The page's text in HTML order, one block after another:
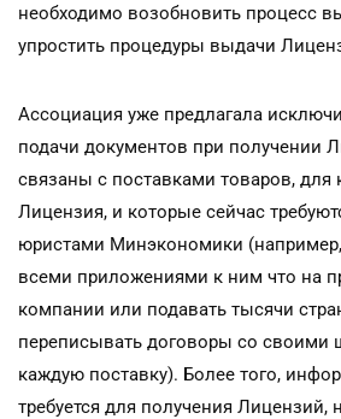
необходимо возобновить процесс
упростить процедуры выдачи
Ассоциация уже предлагала
подачи документов при получении
связаны с поставками товаров, для
Лицензия, и которые сейчас
юристами Минэкономики
всеми приложениями к ним что на
компании или подавать тысячи
переписывать договоры со своими
каждую поставку). Более того,
требуется для получения Лицензий,